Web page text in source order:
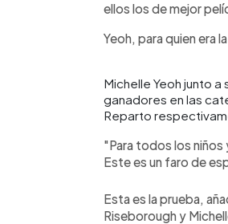
ellos los de mejor
Yeoh, para quien era
Michelle Yeoh junto a
ganadores en las
Reparto
"Para todos los niños
Este es un faro de
Esta es la prueba,
Riseborough y